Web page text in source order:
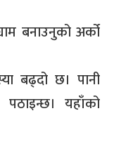
बनाउनुको अर्को
बढ्दो छ। पानी
यहाँको